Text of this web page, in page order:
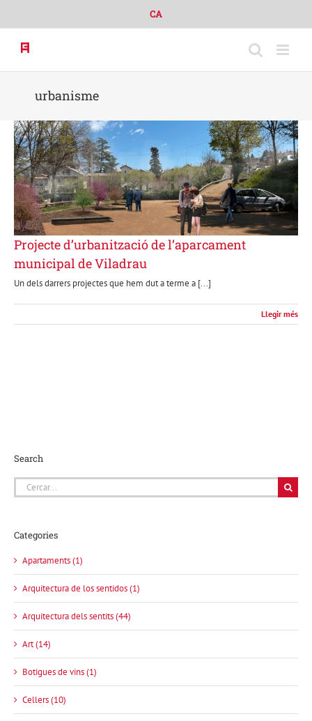
content
CA
urbanisme
Projecte d’urbanització de l’aparcament
municipal de Viladrau
Un dels darrers projectes que hem dut a terme a [...]
Llegir més
Search
Cerca
…
Categories
Apartaments (1)
Arquitectura de los sentidos (1)
Arquitectura dels sentits (44)
Art (14)
Botigues de vins (1)
Cellers (10)